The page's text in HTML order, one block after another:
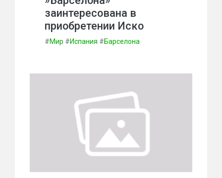
заинтересована в
приобретении Иско
#Мир #Испания #Барселона